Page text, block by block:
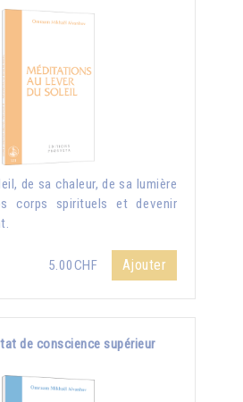
de sa chaleur, de sa lumière
corps spirituels et devenir
5.00CHF Ajouter
de conscience supérieur